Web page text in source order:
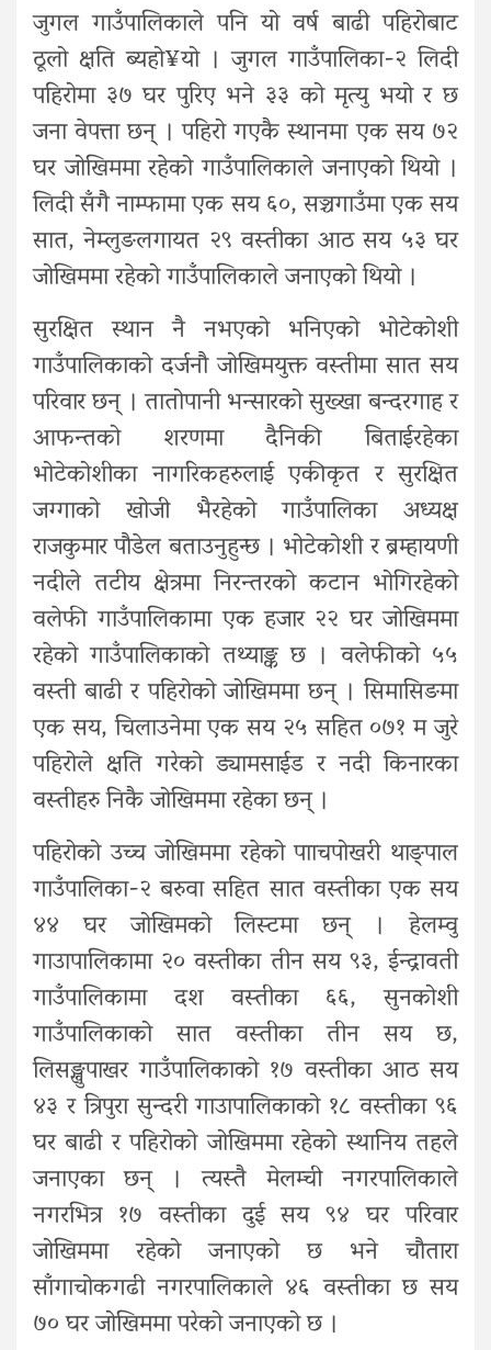
जुगल गाउँपालिकाले पनि यो वर्ष बाढी पहिरोबाट
ठूलो क्षति ब्यहो¥यो । जुगल गाउँपालिका-२ लिदी
पहिरोमा ३७ घर पुरिए भने ३३ को मृत्यु भयो र छ
जना वेपत्ता छन् । पहिरो गएकै स्थानमा एक सय ७२
घर जोखिममा रहेको गाउँपालिकाले जनाएको थियो ।
लिदी सँगै नाम्फामा एक सय ६०, सञ्चगाउँमा एक सय
सात, नेम्लुङलगायत २९ वस्तीका आठ सय ५३ घर
जोखिममा रहेको गाउँपालिकाले जनाएको थियो ।
सुरक्षित स्थान नै नभएको भनिएको भोटेकोशी
गाउँपालिकाको दर्जनौ जोखिमयुक्त वस्तीमा सात सय
परिवार छन् । तातोपानी भन्सारको सुख्खा बन्दरगाह र
आफन्तको शरणमा दैनिकी बिताईरहेका
भोटेकोशीका नागरिकहरुलाई एकीकृत र सुरक्षित
जग्गाको खोजी भैरहेको गाउँपालिका अध्यक्ष
राजकुमार पौडेल बताउनुहुन्छ । भोटेकोशी र ब्रम्हायणी
नदीले तटीय क्षेत्रमा निरन्तरको कटान भोगिरहेको
वलेफी गाउँपालिकामा एक हजार २२ घर जोखिममा
रहेको गाउँपालिकाको तथ्याङ्क छ । वलेफीको ५५
वस्ती बाढी र पहिरोको जोखिममा छन् । सिमासिङमा
एक सय, चिलाउनेमा एक सय २५ सहित ०७१ म जुरे
पहिरोले क्षति गरेको ड्यामसाईड र नदी किनारका
वस्तीहरु निकै जोखिममा रहेका छन् ।
पहिरोको उच्च जोखिममा रहेको पााचपोखरी थाङ्पाल
गाउँपालिका-२ बरुवा सहित सात वस्तीका एक सय
४४ घर जोखिमको लिस्टमा छन् । हेलम्वु
गाउापालिकामा २० वस्तीका तीन सय ९३, ईन्द्रावती
गाउँपालिकामा दश वस्तीका ६६, सुनकोशी
गाउँपालिकाको सात वस्तीका तीन सय छ,
लिसङ्खुपाखर गाउँपालिकाको १७ वस्तीका आठ सय
४३ र त्रिपुरा सुन्दरी गाउापालिकाको १८ वस्तीका ९६
घर बाढी र पहिरोको जोखिममा रहेको स्थानिय तहले
जनाएका छन् । त्यस्तै मेलम्ची नगरपालिकाले
नगरभित्र १७ वस्तीका दुई सय ९४ घर परिवार
जोखिममा रहेको जनाएको छ भने चौतारा
साँगाचोकगढी नगरपालिकाले ४६ वस्तीका छ सय
७० घर जोखिममा परेको जनाएको छ ।